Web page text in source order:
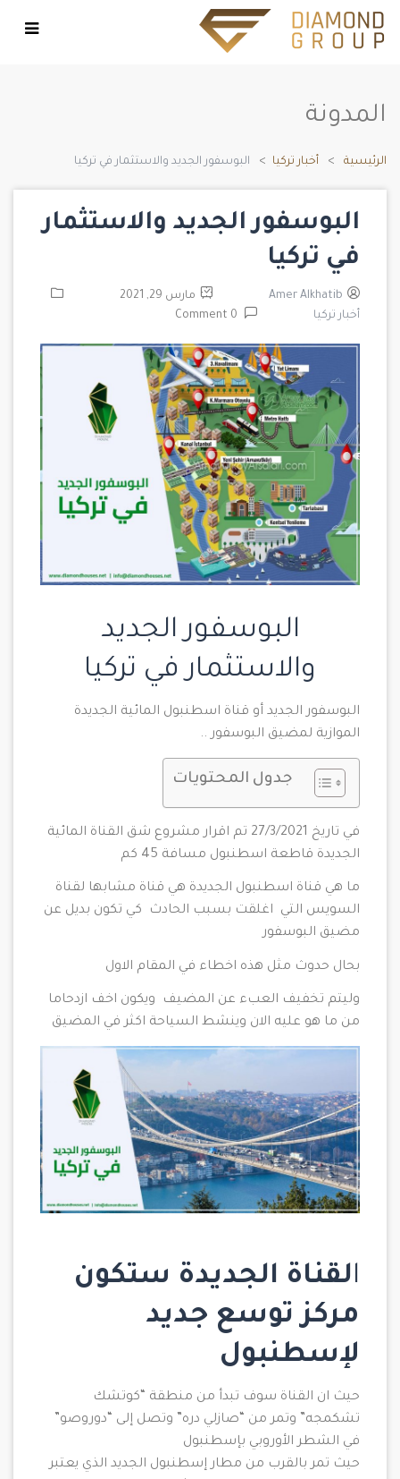
المدونة
الرئيسية أخبار تركيا البوسفور الجديد والاستثمار في تركيا
البوسفور الجديد والاستثمار
في تركيا
Amer Alkhatib
مارس 29, 2021
أخبار تركيا
البوسفور الجديد
والاستثمار في تركيا
البوسفور الجديد أو قناة اسطنبول المائية الجديدة
الموازية لمضيق البوسفور ..
جدول المحتويات
في تاريخ 27/3/2021 تم اقرار مشروع شق القناة المائية
الجديدة قاطعة اسطنبول مسافة 45 كم
ما هي قناة اسطنبول الجديدة هي قناة مشابها لقناة
السويس التي اغلقت بسبب الحادث كي تكون بديل عن
مضيق البوسفور
بحال حدوث مثل هذه اخطاء في المقام الاول
وليتم تخفيف العبء عن المضيف ويكون اخف ازدحاما
من ما هو عليه الان وينشط السياحة اكثر في المضيق
القناة الجديدة ستكون
مركز توسع جديد
لإسطنبول
حيث ان القناة سوف تبدأ من منطقة “كوتشك
تشكمجه” وتمر من “صازلي دره” وتصل إلى “دوروصو”
في الشطر الأوروبي بإسطنبول
حيث تمر بالقرب من مطار إسطنبول الجديد الذي يعتبر